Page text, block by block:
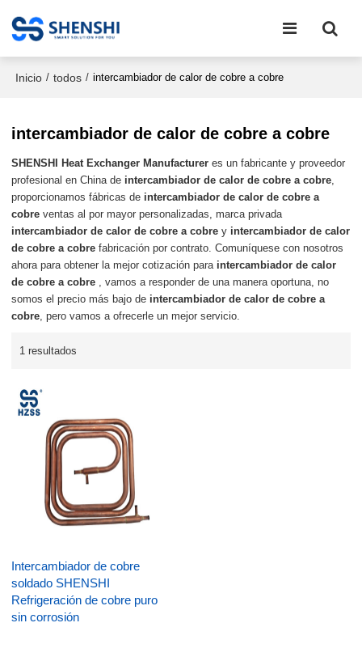
Inicio / todos / intercambiador de calor de cobre a cobre
intercambiador de calor de cobre a cobre
SHENSHI Heat Exchanger Manufacturer​ es un fabricante y proveedor
profesional en China de intercambiador de calor de cobre a cobre,
proporcionamos fábricas de intercambiador de calor de cobre a
cobre ventas al por mayor personalizadas, marca privada
intercambiador de calor de cobre a cobre y intercambiador de calor
de cobre a cobre fabricación por contrato. Comuníquese con nosotros
ahora para obtener la mejor cotización para intercambiador de calor
de cobre a cobre , vamos a responder de una manera oportuna, no
somos el precio más bajo de intercambiador de calor de cobre a
cobre, pero vamos a ofrecerle un mejor servicio.
1 resultados
Intercambiador de cobre
soldado SHENSHI
Refrigeración de cobre puro
sin corrosión